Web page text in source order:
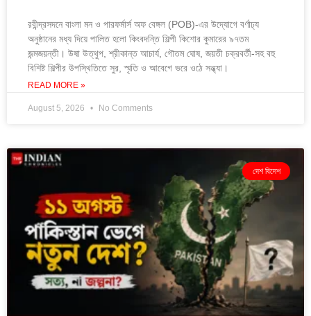
রবীন্দ্রসদনে বাংলা মন ও পারফর্মার্স অফ বেঙ্গল (POB)-এর উদ্যোগে বর্ণাঢ্য
অনুষ্ঠানের মধ্য দিয়ে পালিত হলো কিংবদন্তি শিল্পী কিশোর কুমারের ৯৭তম
জন্মজয়ন্তী। উষা উত্থুপ, শ্রীকান্ত আচার্য, গৌতম ঘোষ, জয়তী চক্রবর্তী-সহ বহু
বিশিষ্ট শিল্পীর উপস্থিতিতে সুর, স্মৃতি ও আবেগে ভরে ওঠে সন্ধ্যা।
READ MORE »
August 5, 2026 No Comments
দেশ বিদেশ